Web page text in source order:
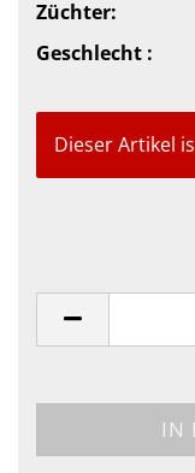
Züchter:
Geschlecht :
Dieser Artikel